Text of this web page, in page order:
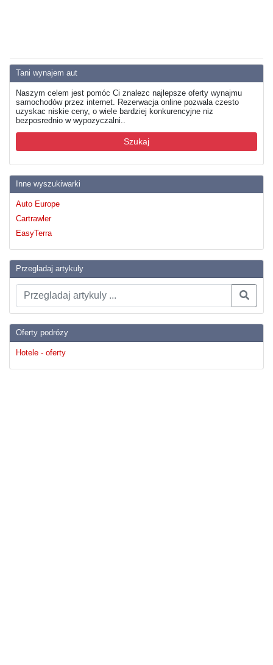
Tani wynajem aut
Naszym celem jest pomóc Ci znalezc najlepsze oferty wynajmu
samochodów przez internet. Rezerwacja online pozwala czesto
uzyskac niskie ceny, o wiele bardziej konkurencyjne niz
bezposrednio w wypozyczalni..
Szukaj
Inne wyszukiwarki
Auto Europe
Cartrawler
EasyTerra
Przegladaj artykuly
Oferty podrózy
Hotele - oferty